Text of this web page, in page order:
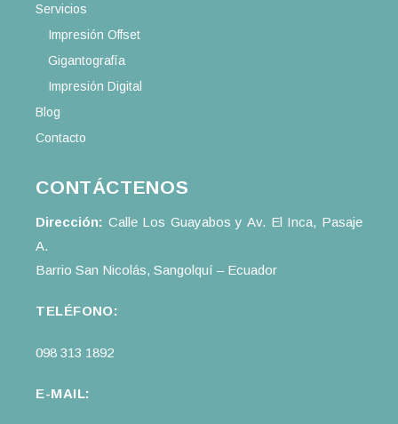
Servicios
Impresión Offset
Gigantografía
Impresión Digital
Blog
Contacto
CONTÁCTENOS
Dirección: Calle Los Guayabos y Av. El Inca, Pasaje
A.
Barrio San Nicolás, Sangolquí – Ecuador
TELÉFONO:
098 313 1892
E-MAIL: